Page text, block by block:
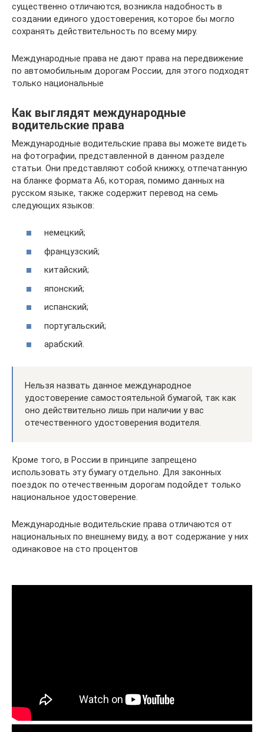
существенно отличаются, возникла надобность в
создании единого удостоверения, которое бы могло
сохранять действительность по всему миру.
Международные права не дают права на передвижение
по автомобильным дорогам России, для этого подходят
только национальные
Как выглядят международные
водительские права
Международные водительские права вы можете видеть
на фотографии, представленной в данном разделе
статьи. Они представляют собой книжку, отпечатанную
на бланке формата А6, которая, помимо данных на
русском языке, также содержит перевод на семь
следующих языков:
немецкий;
французский;
китайский;
японский;
испанский;
португальский;
арабский.
Нельзя назвать данное международное
удостоверение самостоятельной бумагой, так как
оно действительно лишь при наличии у вас
отечественного удостоверения водителя.
Кроме того, в России в принципе запрещено
использовать эту бумагу отдельно. Для законных
поездок по отечественным дорогам подойдет только
национальное удостоверение.
Международные водительские права отличаются от
национальных по внешнему виду, а вот содержание у них
одинаковое на сто процентов